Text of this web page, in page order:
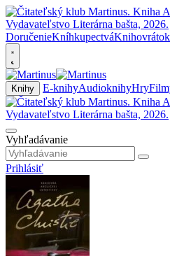
DoručenieKníhkupectváKnihovrátok
Knihy E-knihyAudioknihyHry
Vyhľadávanie
Prihlásiť